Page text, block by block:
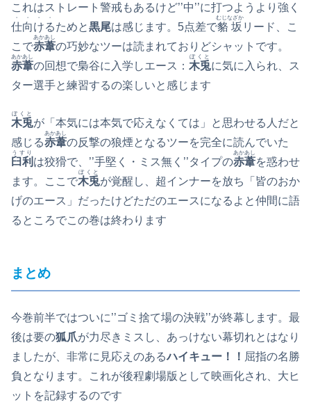
これはストレート警戒もあるけど’’中’’に打つようより強く
仕向ける
・・・・
ためと黒尾は感じます。5点差で貉坂
むじなざか
リード、こ
こで赤葦
あかあし
の巧妙なツーは読まれておりどシャットです。
赤葦
あかあし
の回想で梟谷に入学しエース： 木兎
ぼくと
に気に入られ、ス
ター選手と練習するの楽しいと感じます
木兎
ぼくと
が「本気には本気で応えなくては」と思わせる人だと
感じる赤葦
あかあし
の反撃の狼煙となるツーを完全に読んでいた
臼利
うすり
は狡猾で、’’手堅く・ミス無く’’タイプの赤葦
あかあし
を惑わせ
ます。ここで木兎
ぼくと
が覚醒し、超インナーを放ち「皆のおか
げのエース」だったけどただのエースになるよと仲間に語
るところでこの巻は終わります
まとめ
今巻前半ではついに’’ゴミ捨て場の決戦’’が終幕します。最
後は要の狐爪が力尽きミスし、あっけない幕切れとはなり
ましたが、非常に見応えのあるハイキュー！！ 屈指の名勝
負となります。これが後程劇場版として映画化され、大ヒ
ットを記録するのです